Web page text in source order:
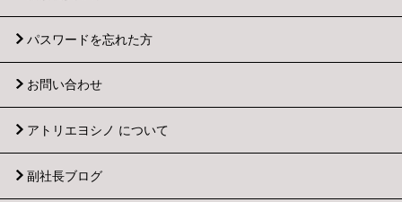
パスワードを忘れた方
お問い合わせ
アトリエヨシノ について
副社長ブログ